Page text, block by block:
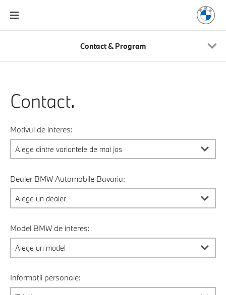
Contact & Program
Contact.
Motivul de interes:
Dealer BMW Automobile Bavaria:
Model BMW de interes:
Informații personale: